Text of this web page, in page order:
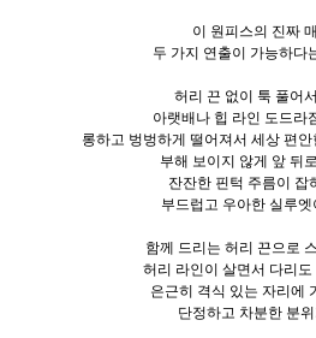
이 원피스의 진짜
두 가지 연출이 가능하다
허리 끈 없이 툭 풀어
아랫배나 힙 라인 도드라
롱하고 벙벙하게 떨어져서 세상 편
부해 보이지 않게 앞 뒤
잔잔한 핀턱 주름이 잡
부드럽고 우아한 실루
함께 드리는 허리 끈으로
허리 라인이 살면서 다리
은근히 격식 있는 자리에
단정하고 차분한 분